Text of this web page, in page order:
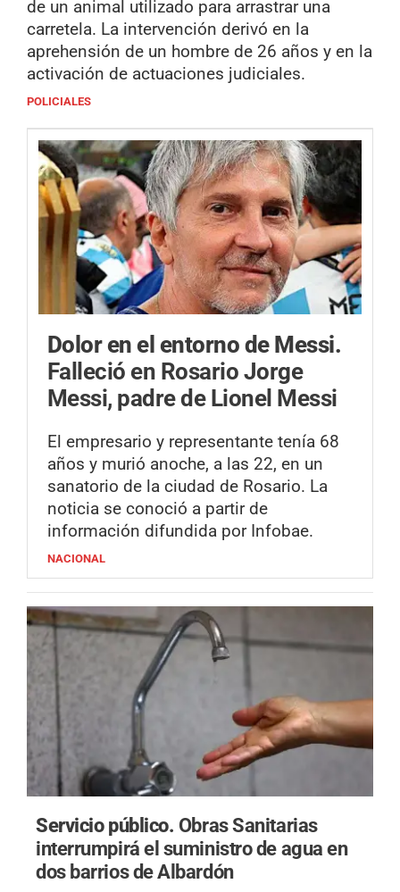
de un animal utilizado para arrastrar una
carretela. La intervención derivó en la
aprehensión de un hombre de 26 años y en la
activación de actuaciones judiciales.
POLICIALES
Dolor en el entorno de Messi.
Falleció en Rosario Jorge
Messi, padre de Lionel Messi
El empresario y representante tenía 68
años y murió anoche, a las 22, en un
sanatorio de la ciudad de Rosario. La
noticia se conoció a partir de
información difundida por Infobae.
NACIONAL
Servicio público. Obras Sanitarias
interrumpirá el suministro de agua en
dos barrios de Albardón